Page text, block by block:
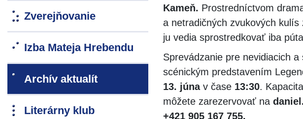
Zverejňovanie
Izba Mateja Hrebendu
Archív aktualít
Literárny klub
Kameň. Prostredníctvom
a netradičných zvukových
ju vedia sprostredkovať iba
Sprevádzanie pre nevidiacich
scénickým predstavením
13. júna v čase 13:30.
môžete zarezervovať na
+421 905 167 755.